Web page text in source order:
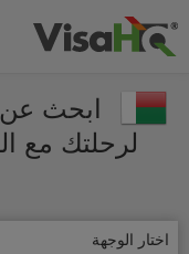
ابحث
لرحلتك مع
اختار الوجهة